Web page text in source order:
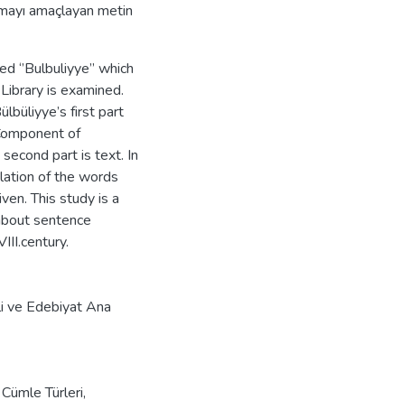
amaçlayan metin
which
is examined.
first part
of
second part is text. In
of the words
This study is a
sentence
ve Edebiyat Ana
Cümle Türleri,